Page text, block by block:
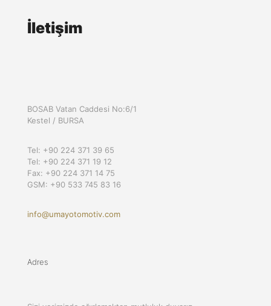
İletişim
BOSAB Vatan Caddesi No:6/1
Kestel / BURSA
Tel: +90 224 371 39 65
Tel: +90 224 371 19 12
Fax: +90 224 371 14 75
GSM: +90 533 745 83 16
info@umayotomotiv.com
Adres